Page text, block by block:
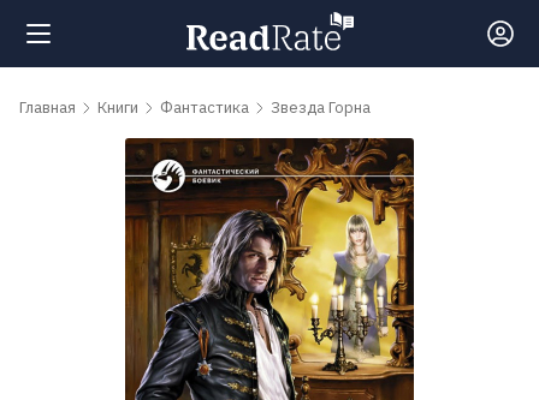
Поиск
Главная Книги Фантастика Звезда Горна